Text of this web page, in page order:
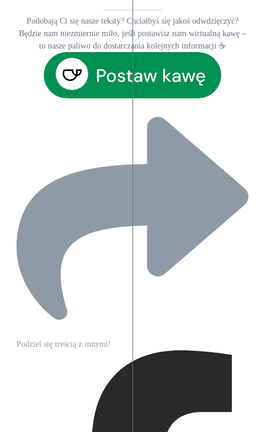
Podobają Ci się nasze teksty? Chciałbyś się jakoś odwdzięczyć?
Będzie nam niezmiernie miło, jeśli postawisz nam wirtualną kawę –
to nasze paliwo do dostarczania kolejnych informacji ☕
Podziel się treścią z innymi!